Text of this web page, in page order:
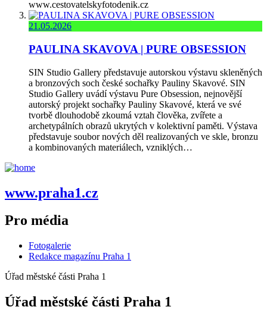
www.cestovatelskyfotodenik.cz
21.05.2026
PAULINA SKAVOVA | PURE OBSESSION
SIN Studio Gallery představuje autorskou výstavu skleněných
a bronzových soch české sochařky Pauliny Skavové. SIN
Studio Gallery uvádí výstavu Pure Obsession, nejnovější
autorský projekt sochařky Pauliny Skavové, která ve své
tvorbě dlouhodobě zkoumá vztah člověka, zvířete a
archetypálních obrazů ukrytých v kolektivní paměti. Výstava
představuje soubor nových děl realizovaných ve skle, bronzu
a kombinovaných materiálech, vzniklých…
www.praha1.cz
Pro média
Fotogalerie
Redakce magazínu Praha 1
Úřad městské části Praha 1
Úřad městské části Praha 1